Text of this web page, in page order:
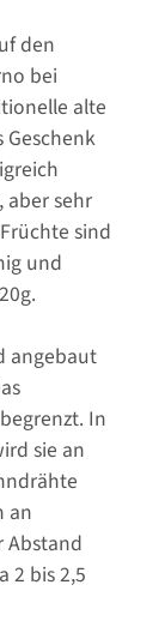
den
bei
alte
aber sehr
sind
und
angebaut
In
sie an
an
Abstand
2 bis 2,5